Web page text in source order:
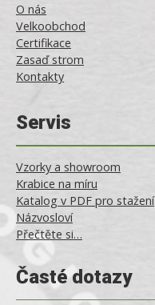
O nás
Velkoobchod
Certifikace
Zasaď strom
Kontakty
Servis
Vzorky a showroom
Krabice na míru
Katalog v PDF pro stažení
Názvosloví
Přečtěte si…
Časté dotazy